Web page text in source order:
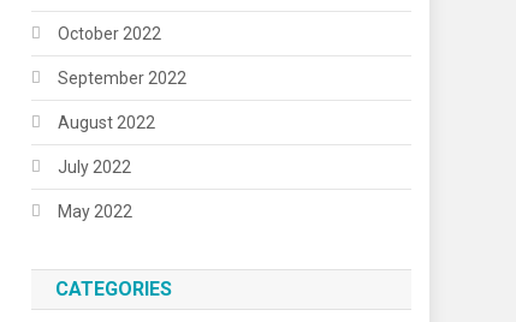
October 2022
September 2022
August 2022
July 2022
May 2022
CATEGORIES